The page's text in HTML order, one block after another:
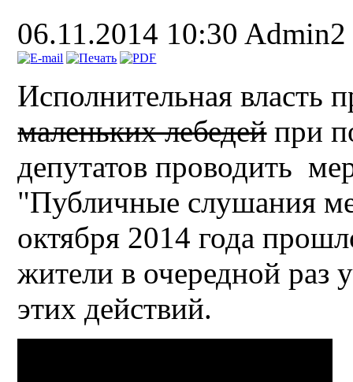
06.11.2014 10:30 Admin2
Исполнительная власть
маленьких лебедейпри
депутатов проводить
"Публичные слушания
октября 2014 года
жители в очередной раз
этих действий.